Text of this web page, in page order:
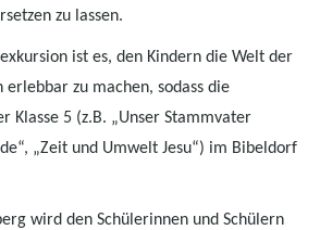
zu lassen.
ist es, den Kindern die Welt der
erlebbar zu machen, sodass die
Klasse 5 (z.B. „Unser Stammvater
„Zeit und Umwelt Jesu“) im Bibeldorf
wird den Schülerinnen und Schülern